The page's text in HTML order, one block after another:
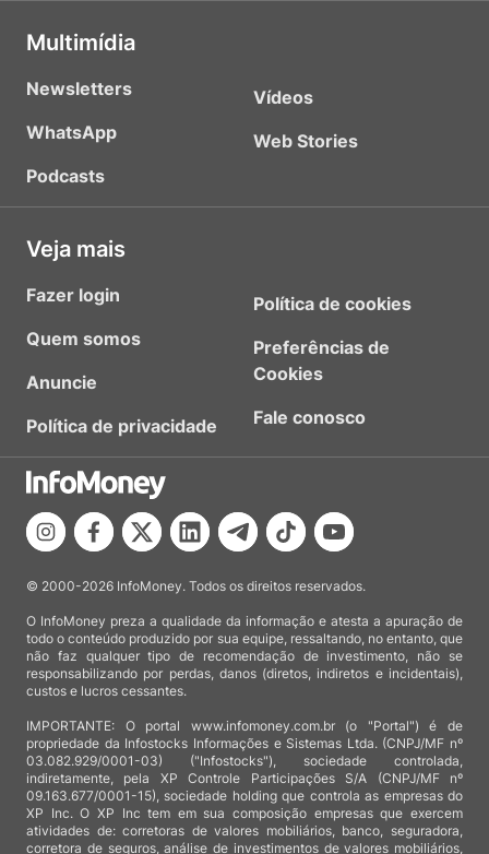
Multimídia
Newsletters
WhatsApp
Podcasts
Vídeos
Web Stories
Veja mais
Fazer login
Quem somos
Anuncie
Política de privacidade
Política de cookies
Preferências de
Cookies
Fale conosco
© 2000-2026 InfoMoney. Todos os direitos reservados.
O InfoMoney preza a qualidade da informação e atesta a apuração de
todo o conteúdo produzido por sua equipe, ressaltando, no entanto, que
não faz qualquer tipo de recomendação de investimento, não se
responsabilizando por perdas, danos (diretos, indiretos e incidentais),
custos e lucros cessantes.
IMPORTANTE: O portal www.infomoney.com.br (o "Portal") é de
propriedade da Infostocks Informações e Sistemas Ltda. (CNPJ/MF nº
03.082.929/0001-03) ("Infostocks"), sociedade controlada,
indiretamente, pela XP Controle Participações S/A (CNPJ/MF nº
09.163.677/0001-15), sociedade holding que controla as empresas do
XP Inc. O XP Inc tem em sua composição empresas que exercem
atividades de: corretoras de valores mobiliários, banco, seguradora,
corretora de seguros, análise de investimentos de valores mobiliários,